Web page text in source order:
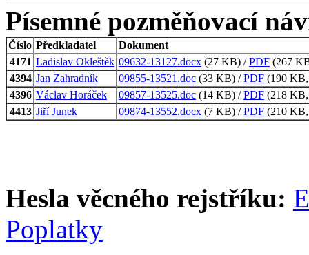
Písemné pozměňovací
Číslo Předkladatel
Dokument
4171 Ladislav Okleštěk 09632-13127.docx (27 KB) /PDF (267
4394 Jan Zahradník 09855-13521.doc (33 KB) /PDF (190
4396 Václav Horáček 09857-13525.doc (14 KB) /PDF (218
4413 Jiří Junek 09874-13552.docx (7 KB) /PDF (210
Hesla věcného rejstříku:
Poplatky